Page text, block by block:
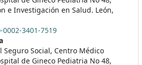
e Investigación en Salud. León,
3401-7519
Social, Centro Médico
de Gineco Pediatria No 48,